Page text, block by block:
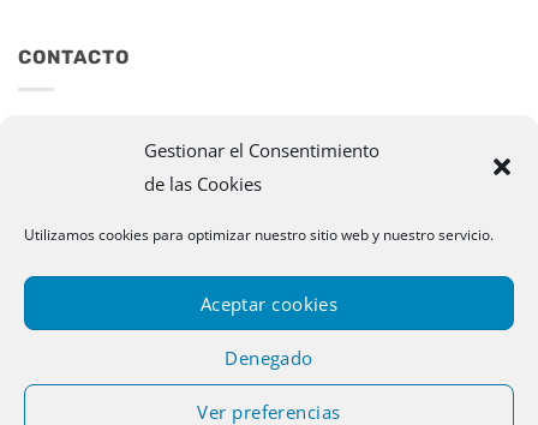
Gestionar el Consentimiento
de las Cookies
Utilizamos cookies para optimizar nuestro sitio web y nuestro servicio.
Aceptar cookies
Denegado
Ver preferencias
CONTACTO
murazpi@murazpi.com
948 234 436 – 623 195 518